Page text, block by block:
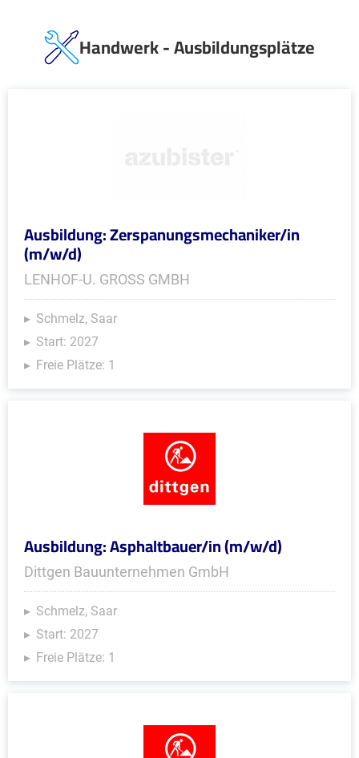
Handwerk - Ausbildungsplätze
Ausbildung: Zerspanungsmechaniker/in
(m/w/d)
LENHOF-U. GROSS GMBH
Schmelz, Saar
Start: 2027
Freie Plätze: 1
Ausbildung: Asphaltbauer/in (m/w/d)
Dittgen Bauunternehmen GmbH
Schmelz, Saar
Start: 2027
Freie Plätze: 1